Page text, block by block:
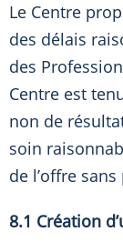
Le Centre
des délais
des
Centre est
non de
soin
de l’offre
8.1 Création